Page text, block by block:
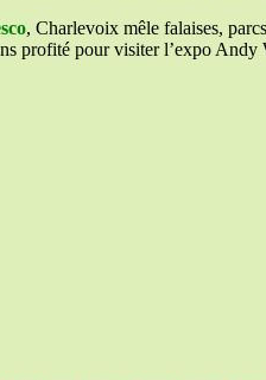
, Charlevoix mêle falaises,
profité pour visiter l’expo Andy